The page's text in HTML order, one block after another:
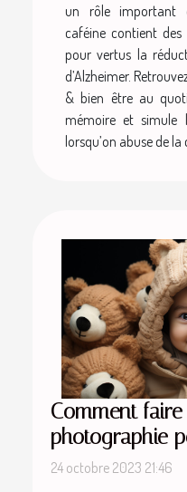
un rôle important
caféine contient
pour vertus la
d’Alzheimer.
& bien être au
mémoire et simule
lorsqu’on abuse de la
Comment
photographie
24 octobre 2023 21:46